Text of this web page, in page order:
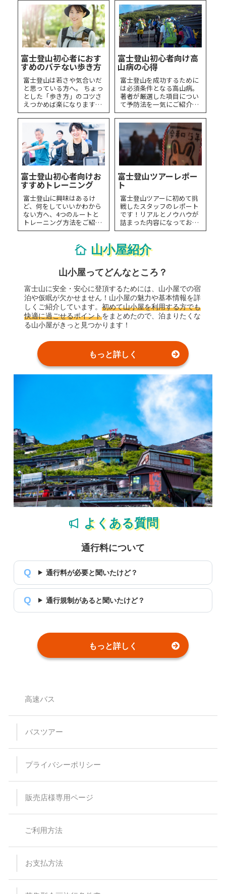
富士登山初心者におす
すめのバテない歩き方
富士登山は若さや気合いだ
と思っている方へ。 ちょっ
とした「歩き方」のコツさ
えつかめば楽になります。
楽しい富士登山にしましょ
う。
富士登山初心者向け高
山病の心得
富士登山を成功するために
は必須条件となる高山病。
著者が厳選した項目につい
て予防法を一気にご紹介し
ます！富士登山を失敗した
くない方必見
富士登山初心者向けお
すすめトレーニング
富士登山に興味はあるけ
ど、何をしていいかわから
ない方へ、4つのルートと
トレーニング方法をご紹介
します。
富士登山ツアーレポー
ト
富士登山ツアーに初めて挑
戦したスタッフのレポート
です！リアルとノウハウが
詰まった内容になっており
ます。 ぜひご覧ください！
山小屋紹介
山小屋ってどんなところ？
富士山に安全・安心に登頂するためには、山小屋での宿
泊や仮眠が欠かせません！山小屋の魅力や基本情報を詳
しくご紹介しています。 初めて山小屋を利用する方でも
快適に過ごせるポイントをまとめたので、泊まりたくな
る山小屋がきっと見つかります！
もっと詳しく
よくある質問
通行料について
通行料が必要と聞いたけど？
通行規制があると聞いたけど？
もっと詳しく
高速バス
バスツアー
プライバシーポリシー
販売店様専用ページ
ご利用方法
お支払方法